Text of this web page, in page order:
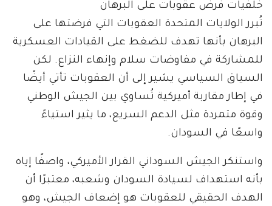
خلفيات فرض عقوبات على البرهان
تُبرر الولايات المتحدة العقوبات التي فرضتها على
البرهان بأنها تهدف للضغط على القيادات العسكرية
للمشاركة في مفاوضات سلام وإنهاء النزاع. لكن
السياق السياسي يشير إلى أن العقوبات تأتي أيضًا
في إطار مقاربة أميركية تُساوي بين الجيش الوطني
وقوة متمردة مثل الدعم السريع، ما يثير استياءً
واسعًا في السودان.
واستنكر الجيش السوداني القرار الأميركي، واصفًا إياه
بأنه استهداف لسيادة السودان وشعبه، معتبرًا أن
الهدف الحقيقي للعقوبات هو إضعاف الجيش، وهو